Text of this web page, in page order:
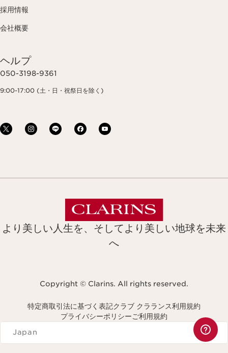
採用情報
会社概要
ヘルプ
050-3198-9361
9:00-17:00 (土・日・祝祭日を除く)
より美しい人生を、そしてより美しい地球を未来
へ
Copyright © Clarins. All rights reserved.
特定商取引法に基づく表記クラブ クラランス利用規約
プライバシーポリシーご利用規約
Navigates to
Japan